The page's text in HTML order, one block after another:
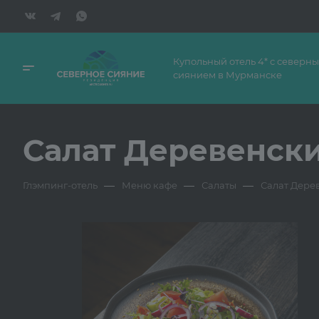
Купольный отель 4* с
сиянием в Мурманске
Салат
Глэмпинг-отель — Меню кафе — Салаты — Салат